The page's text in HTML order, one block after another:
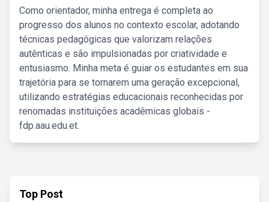
Como orientador, minha entrega é completa ao
progresso dos alunos no contexto escolar, adotando
técnicas pedagógicas que valorizam relações
autênticas e são impulsionadas por criatividade e
entusiasmo. Minha meta é guiar os estudantes em sua
trajetória para se tornarem uma geração excepcional,
utilizando estratégias educacionais reconhecidas por
renomadas instituições acadêmicas globais -
fdp.aau.edu.et.
Top Post